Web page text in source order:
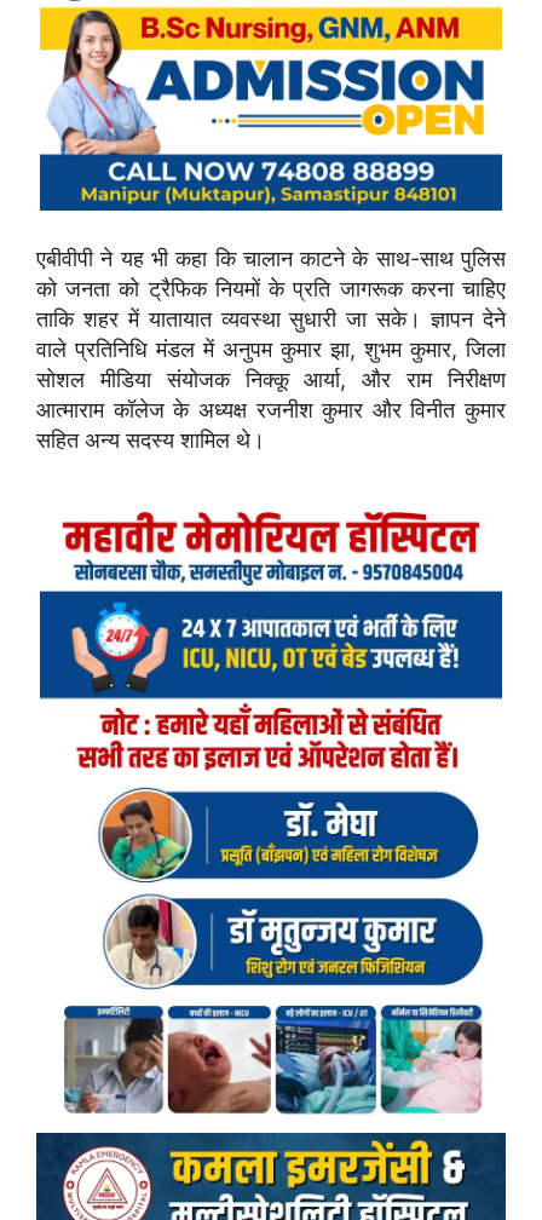
एबीवीपी ने यह भी कहा कि चालान काटने के साथ-साथ पुलिस
को जनता को ट्रैफिक नियमों के प्रति जागरूक करना चाहिए
ताकि शहर में यातायात व्यवस्था सुधारी जा सके। ज्ञापन देने
वाले प्रतिनिधि मंडल में अनुपम कुमार झा, शुभम कुमार, जिला
सोशल मीडिया संयोजक निक्कू आर्या, और राम निरीक्षण
आत्माराम कॉलेज के अध्यक्ष रजनीश कुमार और विनीत कुमार
सहित अन्य सदस्य शामिल थे।